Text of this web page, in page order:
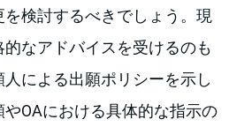
を検討するべきでしょう。現
なアドバイスを受けるのも
による出願ポリシーを示し
OAにおける具体的な指示の